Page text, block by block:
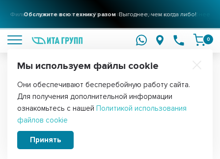
Обслужите всю технику разомВыгоднее, чем когда либо!
Фильтры для вашего домаРешения для очистки воды подробнее
0
Главная Запчасти для посудомоечных машин Аксессуары для
Клавиша (кнопка включения)
посудомоечной машины Indesit,
C00100847
Мы используем файлы cookie
Они обеспечивают бесперебойную работу сайта.
Для получения дополнительной информации
ознакомьтесь с нашей Политикой использования
файлов cookie
Принять